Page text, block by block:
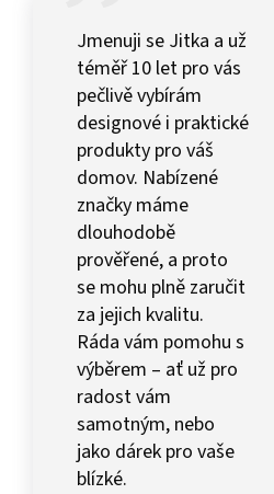
Jmenuji se Jitka a už
téměř 10 let pro vás
pečlivě vybírám
designové i praktické
produkty pro váš
domov. Nabízené
značky máme
dlouhodobě
prověřené, a proto
se mohu plně zaručit
za jejich kvalitu.
Ráda vám pomohu s
výběrem – ať už pro
radost vám
samotným, nebo
jako dárek pro vaše
blízké.